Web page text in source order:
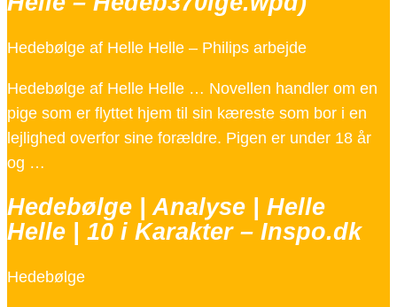
Hedebølge af Helle Helle – Philips arbejde
Hedebølge af Helle Helle … Novellen handler om en
pige som er flyttet hjem til sin kæreste som bor i en
lejlighed overfor sine forældre. Pigen er under 18 år
og …
Hedebølge | Analyse | Helle
Helle | 10 i Karakter – Inspo.dk
Hedebølge